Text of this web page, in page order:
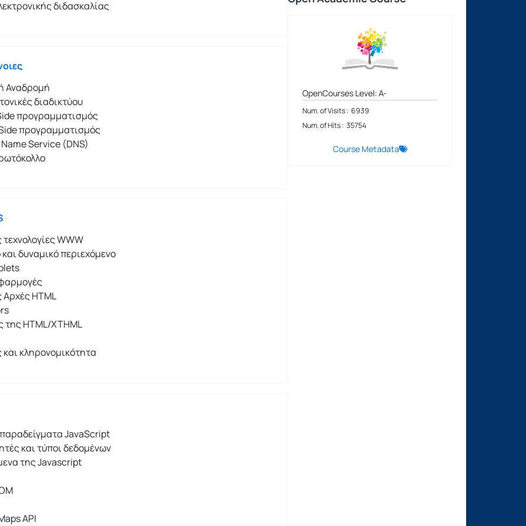
διδασκαλίας
Αναδρομή
διαδικτύου
προγραμματισμός
προγραμματισμός
Service (DNS)
WWW
δυναμικό περιεχόμενο
Αρχές HTML
της HTML/XTHML
και κληρονομικότητα
JavaScript
και τύποι δεδομένων
της Javascript
API
OpenCourses Level: A-
Num. of Visits : 6939
Num. of Hits : 35754
Course Metadata